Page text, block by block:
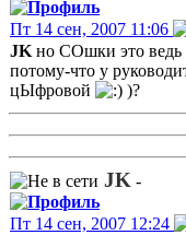
Пт 14 сен, 2007 11:06
JK но СОшки это ведь
потому-что у
цЫфровой
)?
JK -
Пт 14 сен, 2007 12:24